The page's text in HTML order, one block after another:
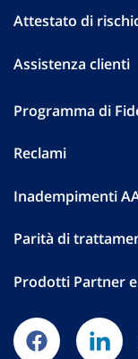
Attestato di
Assistenza clienti
Programma di
Reclami
Inadempimenti
Parità di
Prodotti Partner